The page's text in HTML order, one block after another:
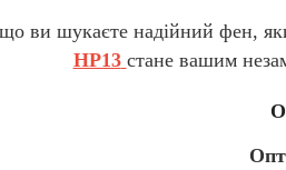
ви шукаєте надійний фен,
HP13 стане вашим